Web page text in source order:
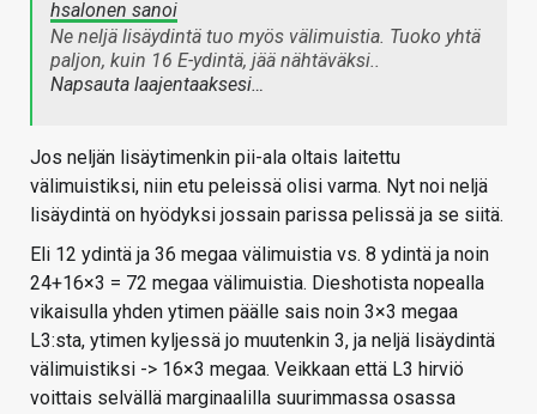
hsalonen sanoi
Ne neljä lisäydintä tuo myös välimuistia. Tuoko yhtä
paljon, kuin 16 E-ydintä, jää nähtäväksi..
Napsauta laajentaaksesi…
Jos neljän lisäytimenkin pii-ala oltais laitettu
välimuistiksi, niin etu peleissä olisi varma. Nyt noi neljä
lisäydintä on hyödyksi jossain parissa pelissä ja se siitä.
Eli 12 ydintä ja 36 megaa välimuistia vs. 8 ydintä ja noin
24+16×3 = 72 megaa välimuistia. Dieshotista nopealla
vikaisulla yhden ytimen päälle sais noin 3×3 megaa
L3:sta, ytimen kyljessä jo muutenkin 3, ja neljä lisäydintä
välimuistiksi -> 16×3 megaa. Veikkaan että L3 hirviö
voittais selvällä marginaalilla suurimmassa osassa